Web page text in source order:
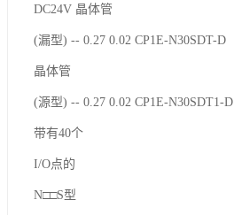
DC24V 晶体管
(漏型) -- 0.27 0.02 CP1E-N30SDT-D
晶体管
(源型) -- 0.27 0.02 CP1E-N30SDT1-D
带有40个
I/O点的
N□□S型